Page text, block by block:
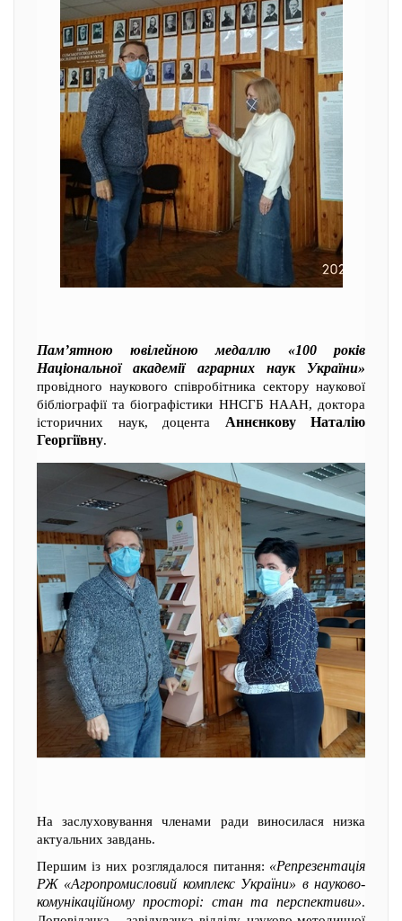
Пам’ятною ювілейною медаллю «100 років
Національної академії аграрних наук України»
провідного наукового співробітника сектору наукової
бібліографії та біографістики ННСГБ НААН, доктора
історичних наук, доцента Аннєнкову Наталію
Георгіївну.
На заслуховування членами ради виносилася низка
актуальних завдань.
Першим із них розглядалося питання: «Репрезентація
РЖ «Агропромисловий комплекс України» в науково-
комунікаційному просторі: стан та перспективи».